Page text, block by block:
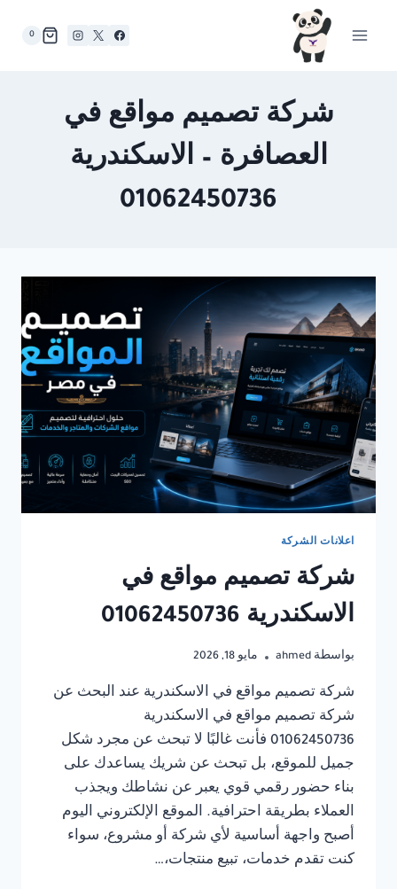
0
شركة تصميم مواقع في
العصافرة – الاسكندرية
01062450736
اعلانات الشركة
شركة تصميم مواقع في
الاسكندرية 01062450736
بواسطة ahmed مايو 18, 2026
شركة تصميم مواقع في الاسكندرية عند البحث عن
شركة تصميم مواقع في الاسكندرية
01062450736 فأنت غالبًا لا تبحث عن مجرد شكل
جميل للموقع، بل تبحث عن شريك يساعدك على
بناء حضور رقمي قوي يعبر عن نشاطك ويجذب
العملاء بطريقة احترافية. الموقع الإلكتروني اليوم
أصبح واجهة أساسية لأي شركة أو مشروع، سواء
كنت تقدم خدمات، تبيع منتجات،…